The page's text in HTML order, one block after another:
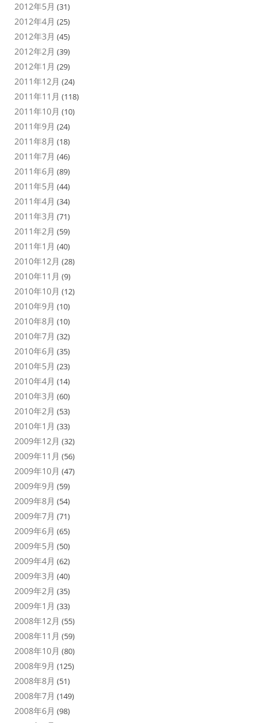
2012年5月 (31)
2012年4月 (25)
2012年3月 (45)
2012年2月 (39)
2012年1月 (29)
2011年12月 (24)
2011年11月 (118)
2011年10月 (10)
2011年9月 (24)
2011年8月 (18)
2011年7月 (46)
2011年6月 (89)
2011年5月 (44)
2011年4月 (34)
2011年3月 (71)
2011年2月 (59)
2011年1月 (40)
2010年12月 (28)
2010年11月 (9)
2010年10月 (12)
2010年9月 (10)
2010年8月 (10)
2010年7月 (32)
2010年6月 (35)
2010年5月 (23)
2010年4月 (14)
2010年3月 (60)
2010年2月 (53)
2010年1月 (33)
2009年12月 (32)
2009年11月 (56)
2009年10月 (47)
2009年9月 (59)
2009年8月 (54)
2009年7月 (71)
2009年6月 (65)
2009年5月 (50)
2009年4月 (62)
2009年3月 (40)
2009年2月 (35)
2009年1月 (33)
2008年12月 (55)
2008年11月 (59)
2008年10月 (80)
2008年9月 (125)
2008年8月 (51)
2008年7月 (149)
2008年6月 (98)